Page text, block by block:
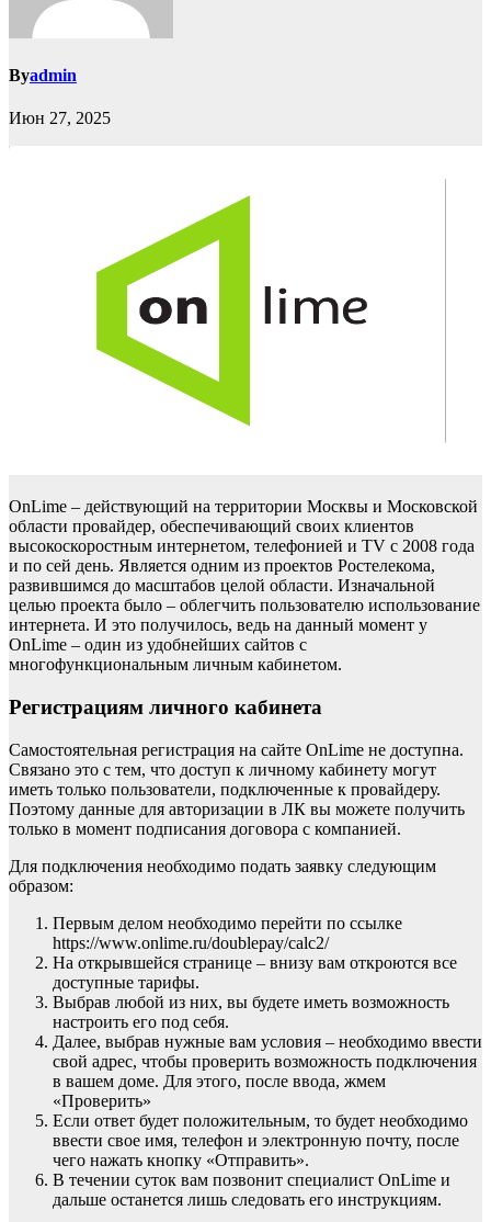
Byadmin
Июн 27, 2025
OnLime – действующий на территории Москвы и Московской
области провайдер, обеспечивающий своих клиентов
высокоскоростным интернетом, телефонией и TV с 2008 года
и по сей день. Является одним из проектов Ростелекома,
развившимся до масштабов целой области. Изначальной
целью проекта было – облегчить пользователю использование
интернета. И это получилось, ведь на данный момент у
OnLime – один из удобнейших сайтов с
многофункциональным личным кабинетом.
Регистрациям личного кабинета
Самостоятельная регистрация на сайте OnLime не доступна.
Связано это с тем, что доступ к личному кабинету могут
иметь только пользователи, подключенные к провайдеру.
Поэтому данные для авторизации в ЛК вы можете получить
только в момент подписания договора с компанией.
Для подключения необходимо подать заявку следующим
образом:
Первым делом необходимо перейти по ссылке
https://www.onlime.ru/doublepay/calc2/
На открывшейся странице – внизу вам откроются все
доступные тарифы.
Выбрав любой из них, вы будете иметь возможность
настроить его под себя.
Далее, выбрав нужные вам условия – необходимо ввести
свой адрес, чтобы проверить возможность подключения
в вашем доме. Для этого, после ввода, жмем
«Проверить»
Если ответ будет положительным, то будет необходимо
ввести свое имя, телефон и электронную почту, после
чего нажать кнопку «Отправить».
В течении суток вам позвонит специалист OnLime и
дальше останется лишь следовать его инструкциям.